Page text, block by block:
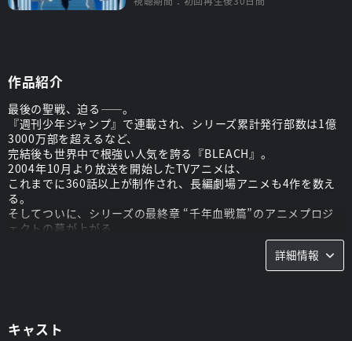
作品紹介
最後の聖戦、迫る――。
『週刊少年ジャンプ』で連載され、シリーズ累計発行部数は1億
3000万部を超えるなど、
完結後も世界中で根強い人気を誇る『BLEACH』。
2004年10月より放送を開始したTVアニメは、
これまでに360話以上が制作され、長編劇場アニメも4作を数え
る。
そしてついに、シリーズの最終章 “千年血戦篇”のアニメプロジ
ェクトの幕が上がる
監督とシリーズ構成は、数々の作品で卓越したビジュアルセンス
キャラクターデザインの工藤昌史、音楽の鷺巣詩郎は、最初期か
チーフ演出を務めていた村田光を新たに監督に迎え、ハイクオリ
詳細情報
キャスト